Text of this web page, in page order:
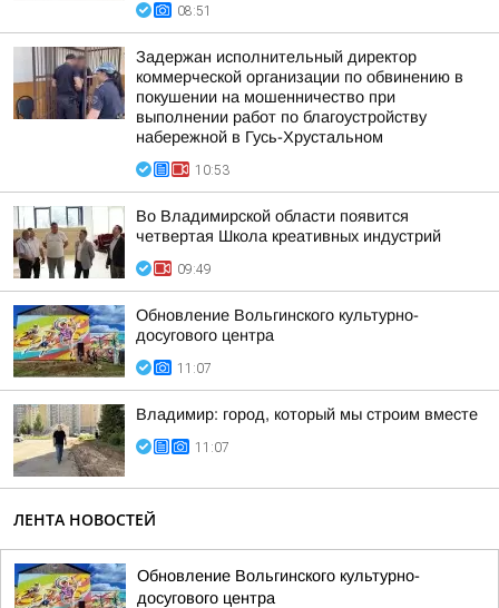
08:51
Задержан исполнительный директор
коммерческой организации по обвинению в
покушении на мошенничество при
выполнении работ по благоустройству
набережной в Гусь-Хрустальном
10:53
Во Владимирской области появится
четвертая Школа креативных индустрий
09:49
Обновление Вольгинского культурно-
досугового центра
11:07
Владимир: город, который мы строим вместе
11:07
ЛЕНТА НОВОСТЕЙ
Обновление Вольгинского культурно-
досугового центра